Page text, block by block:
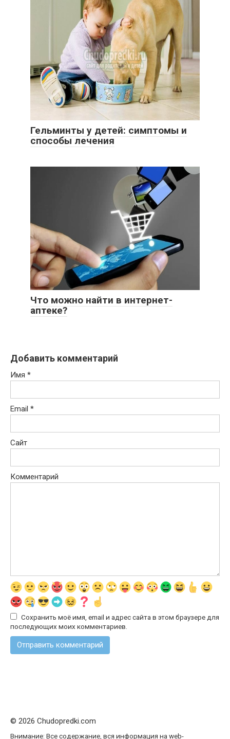
Гельминты у детей: симптомы и
способы лечения
Что можно найти в интернет-
аптеке?
Добавить комментарий
Имя *
Email *
Сайт
Комментарий
Сохранить моё имя, email и адрес сайта в этом браузере для
последующих моих комментариев.
© 2026 Chudopredki.com
Внимание: Все содержание, вся информация на web-